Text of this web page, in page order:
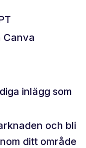
Canva
inlägg som
och bli
ditt område